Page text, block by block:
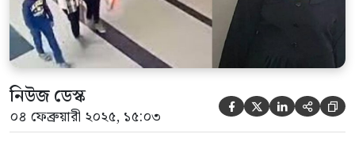
নিউজ ডেস্ক
০৪ ফেব্রুয়ারী ২০২৫, ১৫:০৩     